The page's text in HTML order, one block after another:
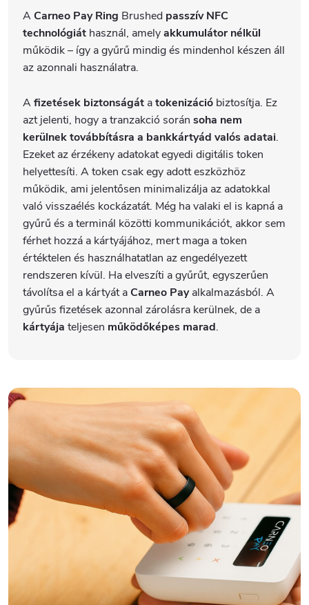
ACarneo Pay Ring Brushed passzív NFC
technológiát használ, amelyakkumulátor nélkül
működik – így a gyűrű mindig és mindenhol készen áll
az azonnali használatra.
Afizetések biztonságát atokenizáció biztosítja. Ez
azt jelenti, hogy a tranzakció soránsoha nem
kerülnek továbbításra a bankkártyád valós adatai.
Ezeket az érzékeny adatokat egyedi digitális token
helyettesíti. A token csak egy adott eszközhöz
működik, ami jelentősen minimalizálja az adatokkal
való visszaélés kockázatát. Még ha valaki el is kapná a
gyűrű és a terminál közötti kommunikációt, akkor sem
férhet hozzá a kártyájához, mert maga a token
értéktelen és használhatatlan az engedélyezett
rendszeren kívül. Ha elveszíti a gyűrűt, egyszerűen
távolítsa el a kártyát aCarneo Payalkalmazásból. A
gyűrűs fizetések azonnal zárolásra kerülnek, de a
kártyája teljesen működőképes marad.